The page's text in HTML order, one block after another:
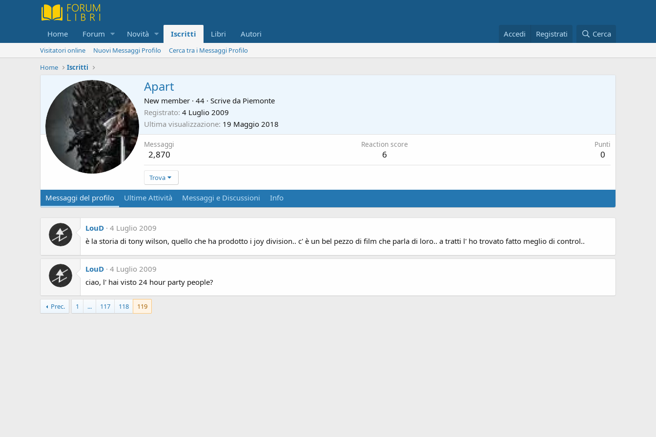
Home Forum Novità Iscritti Libri Autori Accedi Registrati Cerca
Visitatori online Nuovi Messaggi Profilo
Cerca tra i Messaggi Profilo
Home
Iscritti
Apart
New member · 44 · Scrive da Piemonte
Registrato 4 Luglio 2009
Ultima visualizzazione 19 Maggio 2018
Messaggi
2,870
Reaction score
6
Punti
0
Trova
Messaggi del profilo Ultime Attività Messaggi e Discussioni Info
LouD 4 Luglio 2009
è la storia di tony wilson, quello che ha prodotto i joy division.. c' è un bel pezzo di film che parla di loro.. a tratti l' ho trovato fatto meglio di control..
LouD 4 Luglio 2009
ciao, l' hai visto 24 hour party people?
Prec. 1 ... 117 118 119